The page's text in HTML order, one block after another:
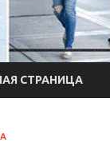
СТРАНИЦА